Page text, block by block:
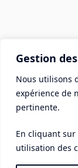
Gestion
Nous utilisons
expérience de
pertinente.
En cliquant sur
utilisation des
Place
Mail :